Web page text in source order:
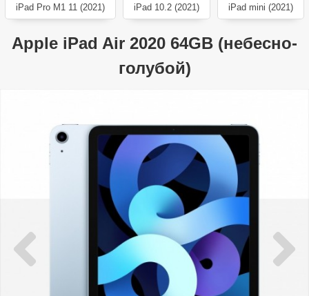
iPad Pro M1 11 (2021) iPad 10.2 (2021) iPad mini (2021)
Apple iPad Air 2020 64GB (небесно-
голубой)